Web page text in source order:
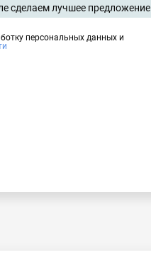
сделаем лучшее предложение
персональных данных и